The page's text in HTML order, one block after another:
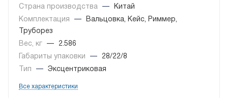
Страна производства
—
Китай
Комплектация
—
Вальцовка, Кейс, Риммер,
Труборез
Вес, кг
—
2.586
Габариты упаковки
—
28/22/8
Тип
— Эксцентриковая
Все характеристики